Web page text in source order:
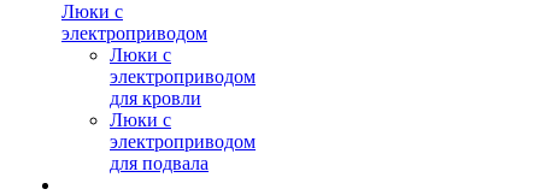
Люки с
электроприводом
Люки с
электроприводом
для кровли
Люки с
электроприводом
для подвала